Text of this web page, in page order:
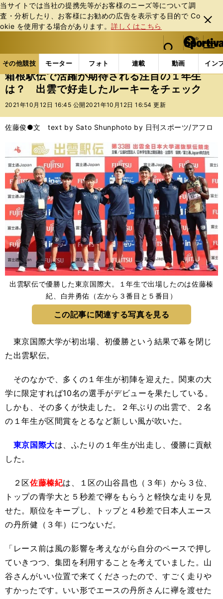
当サイトでは当社の提携先等がお客様のニーズ等について調
査・分析したり、お客様にお勧めの広告を表⽰する⽬的で Co
okie を使⽤する場合があります。詳しくはこちら
閉じ
る
web Sportiva (webスポルティーバ)
検索
マイペ
ー
ジ
メニュ
その他競技 モーター フォト 連載 動画 イン
ス
ポ
ル
バ
その他競技の記事一覧 陸上 箱根駅伝で活躍が期待
箱根駅伝で活躍が期待される注目の１年生
は？ 出雲で好走したルーキーをチェック
2021年10月12日 16:45 公開 2021年10月12日 16:54 更新
佐藤俊●文 text by Sato Shunphoto by 日刊スポーツ/アフロ
出雲駅伝で優勝した東京国際大。１年生で出場したのは佐藤榛
紀、白井勇佑（左から３番目と５番目）
この記事に関連する写真を見る
東京国際大学が初出場、初優勝という結果で幕を閉じ
た出雲駅伝。
そのなかで、多くの１年生が初陣を迎えた。関東の大
学に限定すれば10名の選手がデビューを果たしている。
しかも、その多くが快走した。２年ぶりの出雲で、２名
の１年生が区間賞をとるなど新しい風が吹いた。
東京国際大は、ふたりの１年生が出走し、優勝に貢献
した。
２区佐藤榛紀は、１区の山谷昌也（３年）から３位、
トップの青学大と５秒差で襷をもらうと軽快な走りを見
せた。順位をキープし、トップと４秒差で日本人エース
の丹所健（３年）につないだ。
「レース前は風の影響を考えながら自分のペースで押し
ていきつつ、集団を利用することを考えていました。山
谷さんがいい位置で来てくださったので、すごく走りや
すかったです。いい形でエースの丹所さんに襷を渡せた